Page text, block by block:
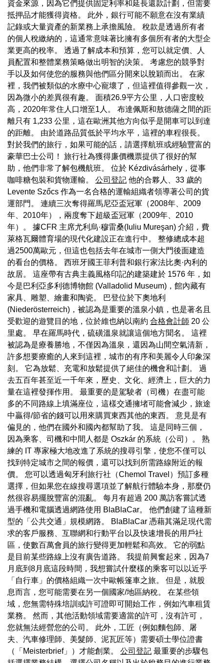
資金來源，因為它們提供固定利率和延長還款計劃，但需要
抵押品才能獲得資格。 此外，銀行可能不願意在沒有業績
記錄或大量資產的新業務上承擔風險。 稅款是透過所有者
的個人稅繳納的，這通常意味著比擁有多個所有者的大型企
業更高的稅率。 透過了解成本和預算，您可以就定價、人
員配置和整體業務策略做出明智的決策。 考慮您的競爭對
手以及如何使您的服務與他們區分開來以脫穎而出。 在家
裡，我們被類似的水療中心寵壞了，但這裡值得參觀一次，
因為微小的差異很有趣。 面積26.9平方公里，人口密度較
高，2020年常住人口增至1人。 布達佩斯和敖德薩之間的距
離只有 1,233 公里，這在歐洲其他方向似乎是開車可以到達
的距離。 由於道路品質低於平均水平，這裡的車程很長。
對於我們的旅行，如果可能的話，請選擇航班或經驗豐富的
豪華巴士公司！ 旅行社為獲得廉價機票提供了很好的幫
助，他們非常了解包機航班。 位於 Kézdivásárhely，從事
咖啡糖包裝和貨物運輸。 公司登記 他的合夥人、33 歲的
Levente Szőcs 作為一名合格的運輸組織者領導著公司的貨
運部門。 連續三次奪得羅馬尼亞盃冠軍（2008年、2009
年、2010年），兩度奪下超級盃冠軍（2009年、2010
年）。 據CFR 主席尤利烏·穆雷桑(Iuliu Mureşan) 介紹，費
萊格瓦爾體育場的現代化建設正在進行中。 整修總成本超
過2500萬歐元，但這也包括去年在城市一側大門後面建造
的看台的價格。 西班牙國王菲利普和銀行家法比奧·內利的
故居。 這座帶有古典主義風格印記的建築建於 1576 年，如
今是巴利亞多利德博物館 (Valladolid Museum)，館內藏有
家具、雕塑、繪畫和陶瓷。 巴登位於下奧地利
(Niederösterreich)，被認為是重要的溫泉小鎮，也是著名且
受歡迎的遊覽目的地，位於維也納以南約 合格會計師 20 公
里處。 早在羅馬時代，硫磺溫泉就讓這個地方聞名。 這裡
被認為是療養勝地，不僅因為溫泉，還因為山間空氣清新，
許多想要療癒的人來到這裡，城市的有序和美麗令人印象深
刻。 它為放鬆、充電和放鬆提供了絕佳的機會和計劃。 過
去五百年甚至近一千年來，歷史、文化、經濟上，巨大的力
量在這裡發揮作用。 最重要的是駕駛者（司機）在盡可能
多的不同路線上填滿座位，這樣交通擁堵可能會減少，旅途
中贏得/節省的錢可以用來購買東西其他的東西。 意見是有
偏見的，他們在國外和國內都幫助了我。 這是同時三個，
因為乘客、司機和中間人都是 Oszkár 的系統（公司）。 熟
練的 IT 專家極大地改進了系統的搜尋引擎，使您不僅可以
找到特定城市之間的報價，還可以找到所需路線附近的報
價。 您可以透過匈牙利旅行社（Chemol Travel）預訂多種
選擇，但如果您在線搜尋選項並了解航行體驗本身，那麼仍
然很容易擺脫豐富的混亂。 每月有超過 200 萬訪客嘗試透
過手機和電腦透過網路使用 BlaBlaCar。 他們創建了這種新
型的「公共交通」規模網路。 BlaBlaCar 憑藉其滿足現代需
求的客戶服務、互聯網和行動平台以及快速增長的用戶社
區，使數百萬會員的旅行變得更加輕鬆和高效。 它的弱點
是目前某些路線上沒有廣告道路。 我提前興奮起來，因為7
月底到8月底這段時間，我想嘗試什麼樣的乘客可以以近乎
「自行車」的價格組織一次中歐帳篷車之旅。 但是，就股
息而言，您可能需要在另一個國家/地區納稅。 在某些領
域，您無需特殊培訓或許可證即可開始工作，例如汽車租賃
業務。 然而，其他活動領域需要適當的許可，沒有許可，
您就無法經營您的公司。 此外，工匠（例如麵包師、屠
夫、汽車修理師、美髮師、泥瓦匠等）需要碩士學位證書
（「Meisterbrief」）才能創業。 公司登記 最重要的步驟包